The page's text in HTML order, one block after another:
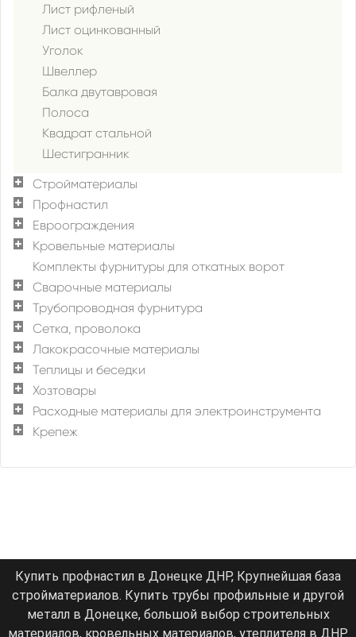
Лист рифленый
Лист оцинкованный
Уголок
Швеллер
Балка двутавровая
Полоса
Квадрат стальной
Шестигранник
Стройматериалы
Профнастил
Евроограждения
Кровельные материалы
Комплекты фурнитуры для откатных ворот
Сварочные материалы
Трубопроводная фурнитура
Сетка, проволока
Лакокрасочные материалы
Теплицы и беседки
Хозтовары
Расходные материалы для электроинструмента
Крепеж
Купить профнастил в Донецке ДНР, Крупнейшая база
стройматериалов. Купить трубы профильные и другой
металл в Донецке, большой выбор строительных
материалов, кровельных материалов, утеплителя в ДНР.